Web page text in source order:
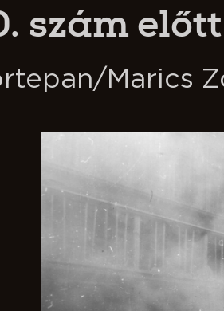
szám előtt
Marics